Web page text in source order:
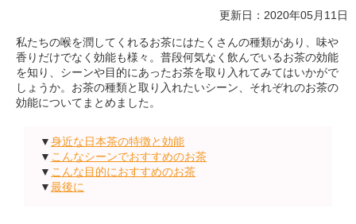
更新日：2020年05月11日
私たちの喉を潤してくれるお茶にはたくさんの種類があり、味や
香りだけでなく効能も様々。普段何気なく飲んでいるお茶の効能
を知り、シーンや目的にあったお茶を取り入れてみてはいかがで
しょうか。お茶の種類と取り入れたいシーン、それぞれのお茶の
効能についてまとめました。
▼身近な日本茶の特徴と効能
▼ こんなシーンでおすすめのお茶
▼ こんな目的におすすめのお茶
▼最後に